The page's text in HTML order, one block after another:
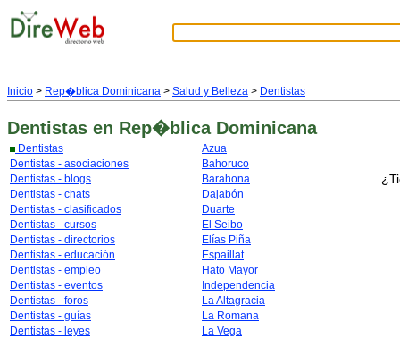
Inicio > Rep�blica Dominicana > Salud y Belleza > Dentistas
Dentistas en Rep�blica Dominicana
Dentistas
Dentistas - asociaciones
Dentistas - blogs
Dentistas - chats
Dentistas - clasificados
Dentistas - cursos
Dentistas - directorios
Dentistas - educación
Dentistas - empleo
Dentistas - eventos
Dentistas - foros
Dentistas - guías
Dentistas - leyes
Azua
Bahoruco
Barahona
Dajabón
Duarte
El Seibo
Elías Piña
Espaillat
Hato Mayor
Independencia
La Altagracia
La Romana
La Vega